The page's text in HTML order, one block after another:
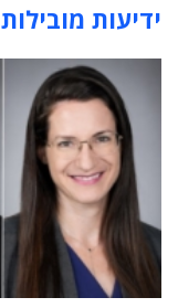
תוכן פרסומי
ידיעות מובילות